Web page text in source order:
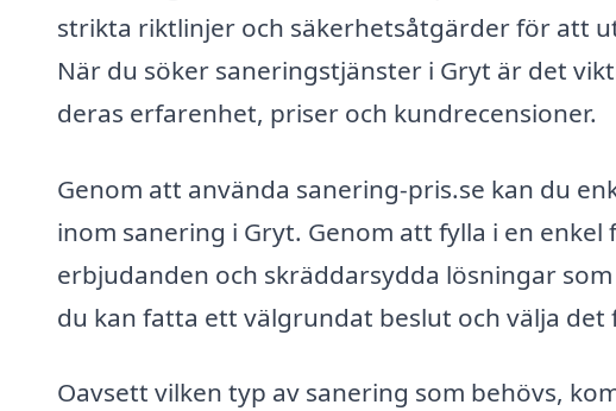
strikta riktlinjer och säkerhetsåtgärder för att
När du söker saneringstjänster i Gryt är det
deras erfarenhet, priser och kundrecensioner.
Genom att använda sanering-pris.se kan du
inom sanering i Gryt. Genom att fylla i en
erbjudanden och skräddarsydda lösningar
du kan fatta ett välgrundat beslut och välja
Oavsett vilken typ av sanering som behövs,